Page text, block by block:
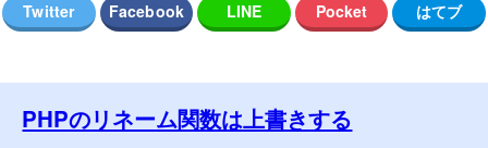
PHPのリネーム関数は上書きする